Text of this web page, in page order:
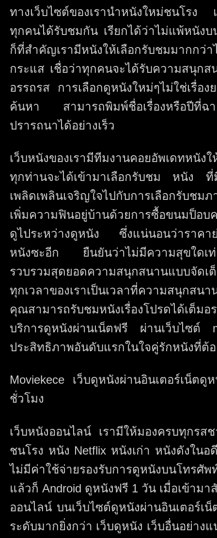
ทางเว็บไซต์ของเรานำหนังใหม่ชนโร
ทุกคนได้รับชมกัน เรียกได้ว่าไม่แพ้หนังบ
ก็ที่สำคัญเรามีหนังให้เลือกรับชมมากก
กระแส เชื่อว่าทุกคนจะได้รับความสนุกส
อรรถรส การเลือกดูหนังใหม่ๆไม่ใช่เรื่อ
ค้นหา สามารถพิมพ์ชื่อเรื่องหรือปีที่
ปรารถนาได้อย่างเร็ว
เว็บหนังของเรามีทีมงานคอยอัพเดทหนั
ทุกท่านจะได้เข้ามาเลือกรับชม หนัง ที่
เพลิดเพลินเจริญใจไปกับการเลือกรับช
เพิ่มความฟินอยู่บ้านด้วยการซื้อขนมป็อบ
ดูไประหว่างดูหนัง ซึ่งแน่นอนว่าราคาย่
หนังซะอีก ยืนยันว่าไม่มีความสุขใด
รวบรวมสุดยอดความสนุกสนานแบบจัดเ
ทุกเวลาของเราเป็นเวลาที่ความสนุกสน
คุณสามารถรับชมหนังเรื่องโปรดได้เต็
บริการดูหนังผ่านเน็ตฟรี ผ่านเว็บไซต์
ประสิทธิภาพอันดับแรกในใจคู่รักหนังที่ต้
Moviekece เว็บดูหนังผ่านอินเตอร์เน็ต
ชั่วโมง
เว็บหนังออนไลน์ เรามีให้มองครบทุกร
ชนโรง หนัง Netflix หนังเก่า หนังดังใน
ไม่มีค่าใช้จ่ายรองรับการดูหนังบนโทร
แล้วก็ Android ดูหนังฟรี 1 วัน เมื่อเข้าม
ออนไลน์ บนเว็บไซต์ดูหนังผ่านอินเตอร์เ
ระดับมากยิ่งกว่า เว็บดูหนัง เว็บอื่นอย่าง